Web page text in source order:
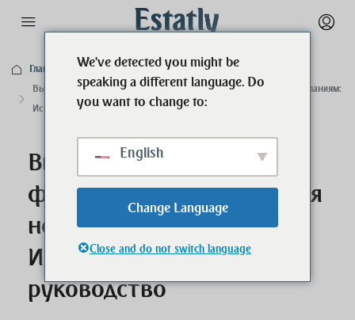
Главная
Бизнес
Выставление счетов-фактур от компаний Дубая немецким компаниям:
Исчерпывающее руководство
Выставление счетов-
фактур от компаний Дубая
немецким компаниям:
Исчерпывающее
руководство
We've detected you might be
speaking a different language. Do
you want to change to:
English
Change Language
Close and do not switch language